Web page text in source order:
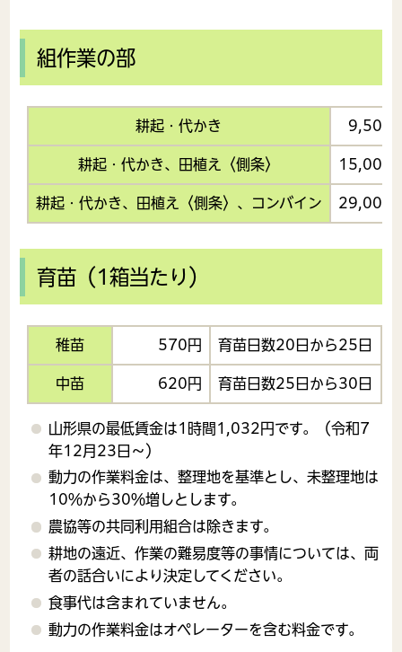
組作業の部
耕起・代かき 9,500
耕起・代かき、田植え〈側条〉 15,000
耕起・代かき、田植え〈側条〉、コンバイン 29,000
育苗（1箱当たり）
稚苗 570円 育苗日数20日から25日
中苗 620円 育苗日数25日から30日
山形県の最低賃金は1時間1,032円です。（令和7
年12月23日～）
動力の作業料金は、整理地を基準とし、未整理地は
10％から30％増しとします。
農協等の共同利用組合は除きます。
耕地の遠近、作業の難易度等の事情については、両
者の話合いにより決定してください。
食事代は含まれていません。
動力の作業料金はオペレーターを含む料金です。